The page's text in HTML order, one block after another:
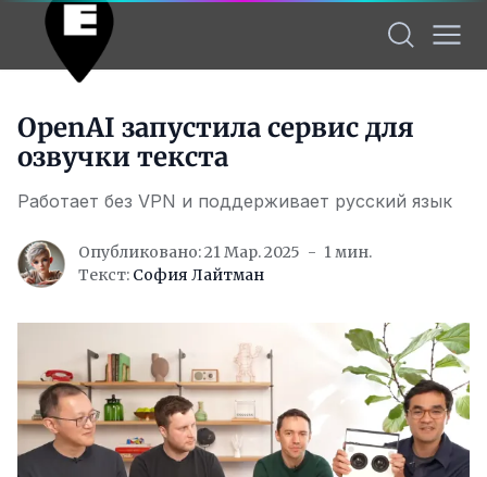
OpenAI запустила сервис для
озвучки текста
Работает без VPN и поддерживает русский язык
Опубликовано: 21 Мар. 2025
1 мин.
Текст: София Лайтман